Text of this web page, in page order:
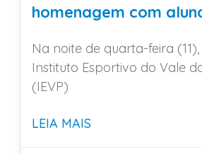
homenagem com
Na noite de quarta-feira
Instituto Esportivo do Vale
(IEVP)
LEIA MAIS